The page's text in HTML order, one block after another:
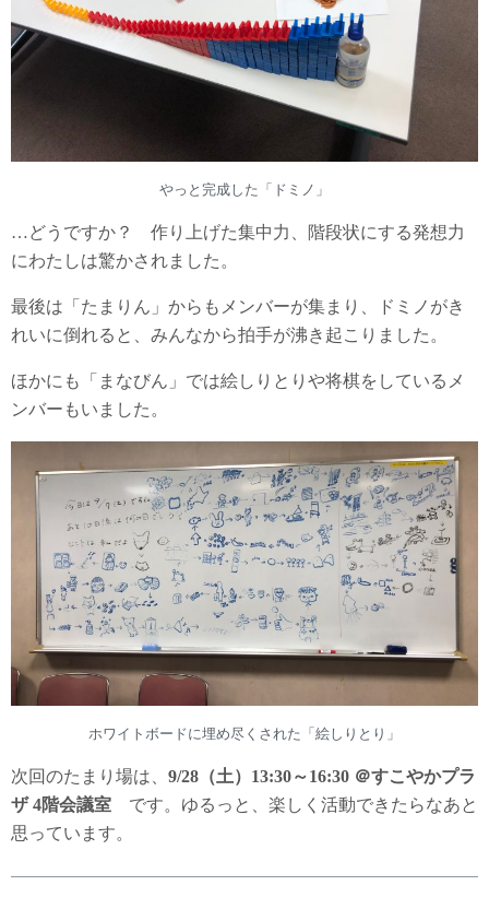
やっと完成した「ドミノ」
…どうですか？ 作り上げた集中力、階段状にする発想力
にわたしは驚かされました。
最後は「たまりん」からもメンバーが集まり、ドミノがき
れいに倒れると、みんなから拍手が沸き起こりました。
ほかにも「まなびん」では絵しりとりや将棋をしているメ
ンバーもいました。
ホワイトボードに埋め尽くされた「絵しりとり」
次回のたまり場は、 9/28（土）13:30～16:30 ＠すこやかプラ
ザ 4階会議室 です。ゆるっと、楽しく活動できたらなあと
思っています。